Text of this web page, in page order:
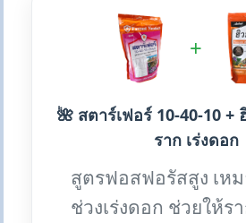
+
🌺 สตาร์เฟอร์ 10-40-10 +
ราก เร่งดอก
สูตรฟอสฟอรัสสูง เห
ช่วงเร่งดอก ช่วยให้ร